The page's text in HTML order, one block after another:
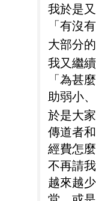
我於是
「有沒
大部分
我又繼
「為甚
助弱小
於是大
傳道者
經費怎
不再請
越來越